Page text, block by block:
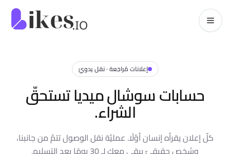
تخطّي إلى المحتوى
إعلانات مُراجَعة · نقل يدويّ
حسابات سوشال ميديا تستحقّ
الشراء.
كلّ إعلان يقرأه إنسان أوّلًا. عمليّة نقل الوصول تتمّ من جانبنا،
وشخص حقيقيّ يبقى معك لـ 30 يومًا بعد التسليم.